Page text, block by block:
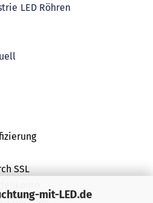
mit-LED.de
LED Röhren
SSL